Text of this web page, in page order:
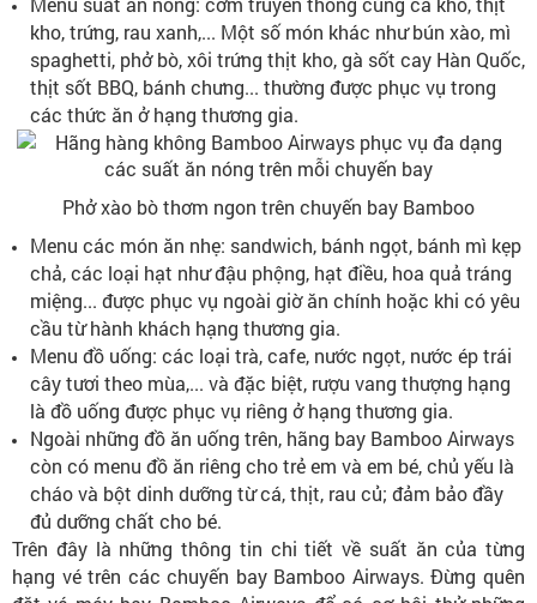
kho, trứng, rau xanh,... Một số món khác như bún xào, mì
spaghetti, phở bò, xôi trứng thịt kho, gà sốt cay Hàn Quốc,
thịt sốt BBQ, bánh chưng... thường được phục vụ trong
các thức ăn ở hạng thương gia.
Phở xào bò thơm ngon trên chuyến bay Bamboo
Menu các món ăn nhẹ: sandwich, bánh ngọt, bánh mì kẹp
chả, các loại hạt như đậu phộng, hạt điều, hoa quả tráng
miệng... được phục vụ ngoài giờ ăn chính hoặc khi có yêu
cầu từ hành khách hạng thương gia.
Menu đồ uống: các loại trà, cafe, nước ngọt, nước ép trái
cây tươi theo mùa,... và đặc biệt, rượu vang thượng hạng
là đồ uống được phục vụ riêng ở hạng thương gia.
Ngoài những đồ ăn uống trên, hãng bay Bamboo Airways
còn có menu đồ ăn riêng cho trẻ em và em bé, chủ yếu là
cháo và bột dinh dưỡng từ cá, thịt, rau củ; đảm bảo đầy
đủ dưỡng chất cho bé.
Trên đây là những thông tin chi tiết về suất ăn của từng
hạng vé trên các chuyến bay Bamboo Airways. Đừng quên